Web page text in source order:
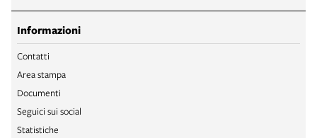
Informazioni
Contatti
Area stampa
Documenti
Seguici sui social
Statistiche